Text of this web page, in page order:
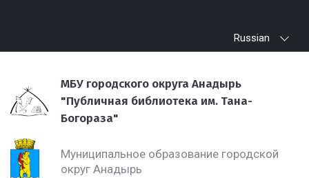
Russian
МБУ городского округа Анадырь
"Публичная библиотека им. Тана-
Богораза"
Муниципальное образование городской
округ Анадырь